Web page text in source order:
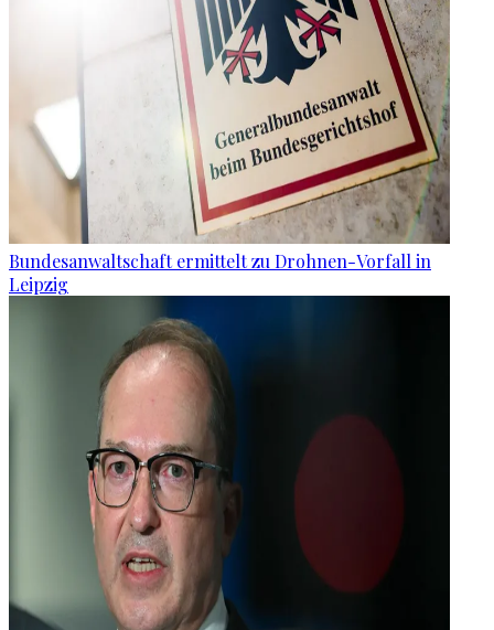
Bundesanwaltschaft ermittelt zu Drohnen-Vorfall in
Leipzig